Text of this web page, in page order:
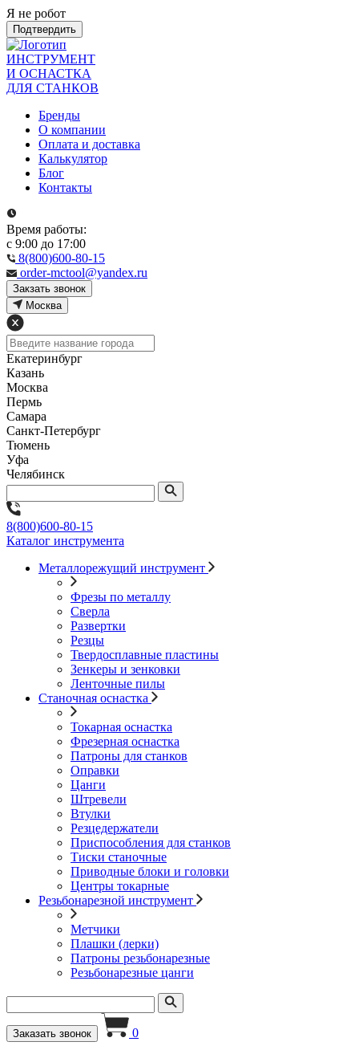
Я не робот
Подтвердить
ИНСТРУМЕНТ
И ОСНАСТКА
ДЛЯ СТАНКОВ
Бренды
О компании
Оплата и доставка
Калькулятор
Блог
Контакты
Время работы:
с 9:00 до 17:00
8(800)600-80-15
order-mctool@yandex.ru
Закзать звонок
Москва
Екатеринбург
Казань
Москва
Пермь
Самара
Санкт-Петербург
Тюмень
Уфа
Челябинск
8(800)600-80-15
Каталог инструмента
Металлорежущий инструмент
Фрезы по металлу
Сверла
Развертки
Резцы
Твердосплавные пластины
Зенкеры и зенковки
Ленточные пилы
Станочная оснастка
Токарная оснастка
Фрезерная оснастка
Патроны для станков
Оправки
Цанги
Штревели
Втулки
Резцедержатели
Приспособления для станков
Тиски станочные
Приводные блоки и головки
Центры токарные
Резьбонарезной инструмент
Метчики
Плашки (лерки)
Патроны резьбонарезные
Резьбонарезные цанги
Заказать звонок 0